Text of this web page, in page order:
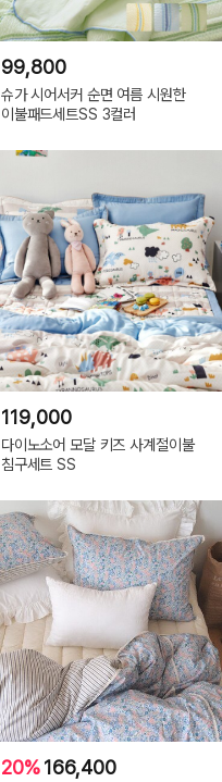
99,800
슈가 시어서커 순면 여름 시원한
이불패드세트SS 3컬러
119,000
다이노소어 모달 키즈 사계절이불
침구세트 SS
20%166,400